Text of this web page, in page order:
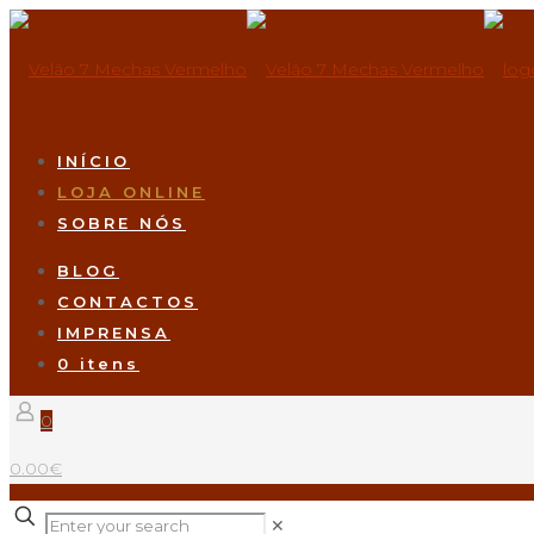
INÍCIO
LOJA ONLINE
SOBRE NÓS
BLOG
CONTACTOS
IMPRENSA
0 itens
0
0.00€
✕